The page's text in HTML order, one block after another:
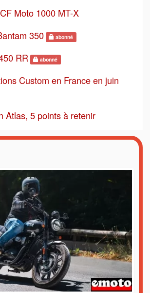
Moto 1000 MT-X
350
abonné
RR abonné
Custom en France en juin
Atlas, 5 points à retenir